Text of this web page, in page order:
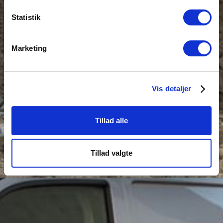
Statistik
Marketing
Vis detaljer
Tillad alle
Tillad valgte